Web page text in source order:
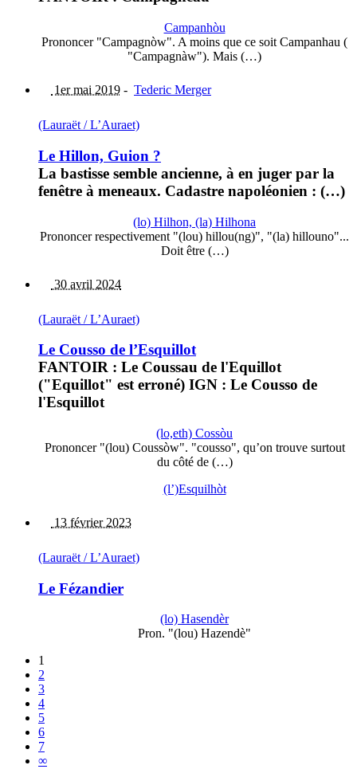
Campanhòu
Prononcer "Campagnòw". A moins que ce soit Campanhau (
"Campagnàw"). Mais (…)
1er mai 2019 - Tederic Merger
(Lauraët / L’Auraet)
Le Hillon, Guion ?
La bastisse semble ancienne, à en juger par la
fenêtre à meneaux. Cadastre napoléonien : (…)
(lo) Hilhon, (la) Hilhona
Prononcer respectivement "(lou) hillou(ng)", "(la) hillouno"...
Doit être (…)
30 avril 2024
(Lauraët / L’Auraet)
Le Cousso de l’Esquillot
FANTOIR : Le Coussau de l'Equillot
("Equillot" est erroné) IGN : Le Cousso de
l'Esquillot
(lo,eth) Cossòu
Prononcer "(lou) Coussòw". "cousso", qu’on trouve surtout
du côté de (…)
(l’)Esquilhòt
13 février 2023
(Lauraët / L’Auraet)
Le Fézandier
(lo) Hasendèr
Pron. "(lou) Hazendè"
1
2
3
4
5
6
7
∞